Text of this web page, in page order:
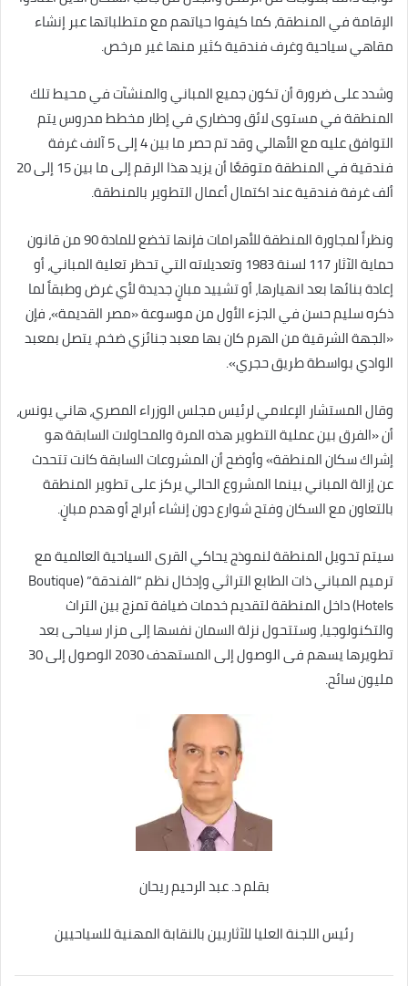
الإقامة في المنطقة، كما كيفوا حياتهم مع متطلباتها عبر إنشاء
مقاهي سياحية وغرف فندقية كثير منها غير مرخص.
وشدد على ضرورة أن تكون جميع المباني والمنشآت في محيط تلك
المنطقة في مستوى لائق وحضاري في إطار مخطط مدروس يتم
التوافق عليه مع الأهالي وقد تم حصر ما بين 4 إلى 5 آلاف غرفة
فندقية في المنطقة متوقعًا أن يزيد هذا الرقم إلى ما بين 15 إلى 20
ألف غرفة فندقية عند اكتمال أعمال التطوير بالمنطقة.
ونظراً لمجاورة المنطقة للأهرامات فإنها تخضع للمادة 90 من قانون
حماية الآثار 117 لسنة 1983 وتعديلاته التي تحظر تعلية المباني، أو
إعادة بنائها بعد انهيارها، أو تشييد مبانٍ جديدة لأي غرض وطبقاً لما
ذكره سليم حسن في الجزء الأول من موسوعة «مصر القديمة»، فإن
«الجهة الشرقية من الهرم كان بها معبد جنائزي ضخم، يتصل بمعبد
الوادي بواسطة طريق حجري».
وقال المستشار الإعلامي لرئيس مجلس الوزراء المصري، هاني يونس،
أن «الفرق بين عملية التطوير هذه المرة والمحاولات السابقة هو
إشراك سكان المنطقة» وأوضح أن المشروعات السابقة كانت تتحدث
عن إزالة المباني بينما المشروع الحالي يركز على تطوير المنطقة
بالتعاون مع السكان وفتح شوارع دون إنشاء أبراج أو هدم مبانٍ.
سيتم تحويل المنطقة لنموذج يحاكي القرى السياحية العالمية مع
ترميم المباني ذات الطابع التراثي وإدخال نظم “الفندقة” (Boutique
Hotels) داخل المنطقة لتقديم خدمات ضيافة تمزج بين التراث
والتكنولوجيا، وستتحول نزلة السمان نفسها إلى مزار سياحى بعد
تطويرها يسهم فى الوصول إلى المستهدف 2030 الوصول إلى 30
مليون سائح.
بقلم د. عبد الرحيم ريحان
رئيس اللجنة العليا للآثاريين بالنقابة المهنية للسياحيين